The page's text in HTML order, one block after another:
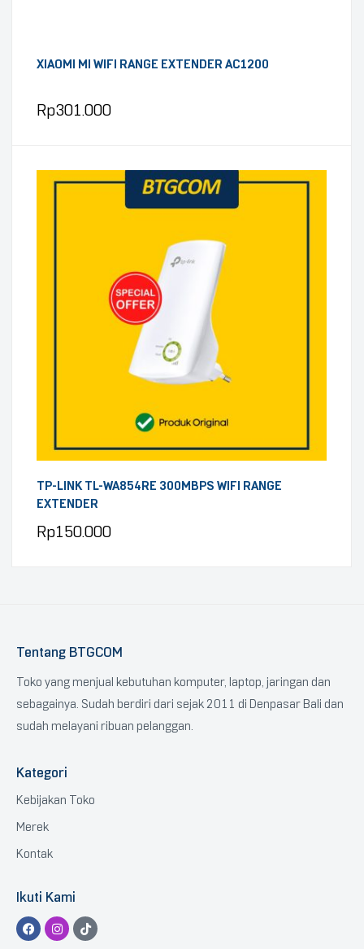
XIAOMI MI WIFI RANGE EXTENDER AC1200
Rp301.000
TP-LINK TL-WA854RE 300MBPS WIFI RANGE
EXTENDER
Rp150.000
Tentang BTGCOM
Toko yang menjual kebutuhan komputer, laptop, jaringan dan
sebagainya. Sudah berdiri dari sejak 2011 di Denpasar Bali dan
sudah melayani ribuan pelanggan.
Kategori
Kebijakan Toko
Merek
Kontak
Ikuti Kami